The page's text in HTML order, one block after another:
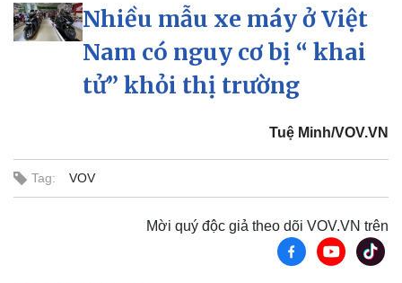
Công nghệ
Nhiều mẫu xe máy ở Việt
Nam có nguy cơ bị “ khai
tử” khỏi thị trường
Tuệ Minh/VOV.VN
Tag: VOV
Mời quý độc giả theo dõi VOV.VN trên